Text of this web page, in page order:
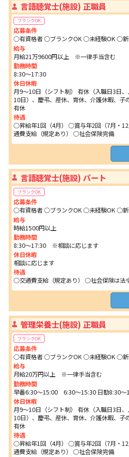
言語聴覚士(施設) 正職員
ブランクOK
応募条件
○有資格者 ○ブランクOK ○未経験OK ○
給与
月給21万9600円以上 ※一律手当含む
勤務時間
8:30～17:30
休日休暇
月9～10日（シフト制） 有休（入職日3日
10日）、慶弔、産休、育休、介護休暇、子
有休
待遇
○昇給年1回（4月） ○賞与年2回（7月・
通費支給（規定あり） ○社会保険完備
言語聴覚士(施設) パート
ブランクOK
応募条件
○有資格者 ○ブランクOK ○未経験OK ○
給与
時給1500円以上
勤務時間
8:30～17:30 ※相談に応じます
休日休暇
相談に応じます
待遇
○交通費支給（規定あり） ○社会保険は法
管理栄養士(施設) 正職員
ブランクOK
応募条件
○有資格者 ○ブランクOK ○未経験OK ○
給与
月給20万円以上 ※一律手当含む
勤務時間
早番6:30～15:00 6:30～15:30 日勤8:30
休日休暇
月9～10日（シフト制） 有休（入職日3日
10日）、慶弔、産休、育休、介護休暇、子
有休
待遇
○昇給年1回（4月） ○賞与年2回（7月・
通費支給（規定あり） ○社会保険完備